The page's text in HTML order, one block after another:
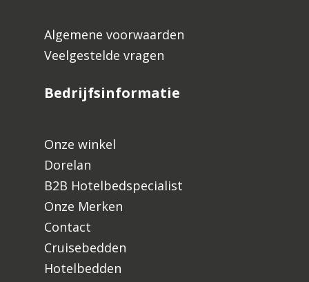
Algemene voorwaarden
Veelgestelde vragen
Bedrijfsinformatie
Onze winkel
Dorelan
B2B Hotelbedspecialist
Onze Merken
Contact
Cruisebedden
Hotelbedden